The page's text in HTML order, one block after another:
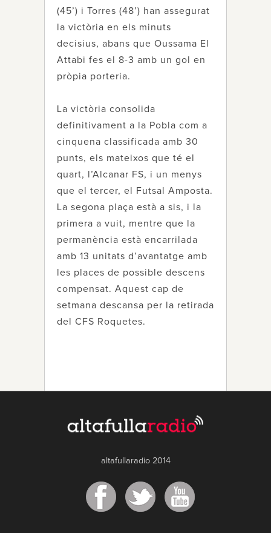
(45’) i Torres (48’) han assegurat
la victòria en els minuts
decisius, abans que Oussama El
Attabi fes el 8-3 amb un gol en
pròpia porteria.
La victòria consolida
definitivament a la Pobla com a
cinquena classificada amb 30
punts, els mateixos que té el
quart, l’Alcanar FS, i un menys
que el tercer, el Futsal Amposta.
La segona plaça està a sis, i la
primera a vuit, mentre que la
permanència està encarrilada
amb 13 unitats d’avantatge amb
les places de possible descens
compensat. Aquest cap de
setmana descansa per la retirada
del CFS Roquetes.
altafullaradio 2014